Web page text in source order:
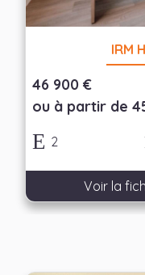
IRM
46 900 €
ou à partir de
2
Voir la